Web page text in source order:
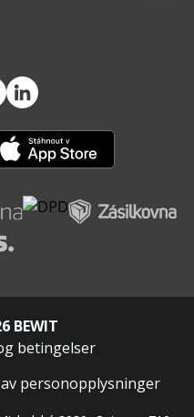
BEWIT
betingelser
personopplysninger